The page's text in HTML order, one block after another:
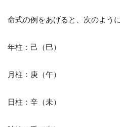
命式の例をあげると、次のよう
年柱：己（巳）
月柱：庚（午）
日柱：辛（未）